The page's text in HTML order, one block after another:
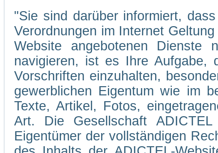
"Sie sind darüber informiert,
Verordnungen im Internet
Website angebotenen Dienste
navigieren, ist es Ihre Aufgabe,
Vorschriften einzuhalten,
gewerblichen Eigentum wie im
Texte, Artikel, Fotos,
Art. Die Gesellschaft
Eigentümer der vollständigen